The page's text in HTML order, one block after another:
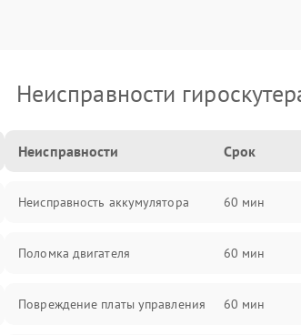
Неисправности
Неисправности Срок
Неисправность аккумулятора 60 мин
Поломка двигателя 60 мин
Повреждение платы управления 60 мин